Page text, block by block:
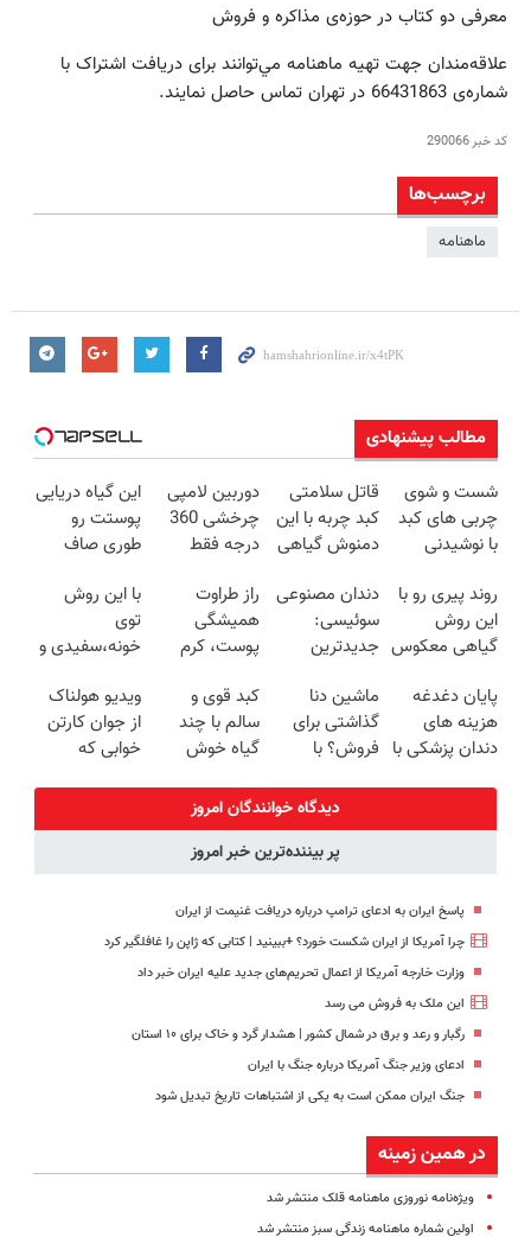
معرفی دو کتاب در حوزه‌ی مذاکره و فروش
علاقه‌مندان جهت تهيه ماهنامه مي‌توانند برای دریافت اشتراک با
شماره‌ی 66431863 در تهران تماس حاصل نمايند.
کد خبر290066
برچسب‌ها
ماهنامه
مطالب پیشنهادی
شست و شوی
چربی های کبد
با نوشیدنی
قاتل سلامتی
کبد چربه با این
دمنوش گیاهی
دوربین لامپی
چرخشی 360
درجه فقط
🔥 پرداخت
درب منزل
این گیاه دریایی
پوستت رو
طوری صاف
20سال جوون
شدی🔥
روند پیری رو با
این روش
گیاهی معکوس
دندان مصنوعی
سوئیسی:
جدیدترین
سبک و مقاوم |
پرداخت قسطی
راز طراوت
همیشگی
پوست، کرم
با 45%تخفیف
با این روش
توی
خونه،سفیدی و
برگردون
(40%off)
پایان دغدغه
هزینه های
دندان پزشکی با
ماشین دنا
گذاشتی برای
فروش؟ با
بفروش
کبد قوی و
سالم با چند
گیاه خوش
ویدیو هولناک
از جوان کارتن
خوابی که
دیدگاه خوانندگان امروز
پر بیننده‌ترین خبر امروز
پاسخ ایران به ادعای ترامپ درباره دریافت غنیمت از ایران
چرا آمریکا از ایران شکست خورد؟ +ببینید | کتابی که ژاپن را غافلگیر کرد
وزارت خارجه آمریکا از اعمال تحریم‌های جدید علیه ایران خبر داد
این ملک به فروش می رسد
رگبار و رعد و برق در شمال کشور | هشدار گرد و خاک برای ۱۰ استان
ادعای وزیر جنگ آمریکا درباره جنگ با ایران
جنگ ایران ممکن است به یکی از اشتباهات تاریخ تبدیل شود
در همین زمینه
ویژه‌نامه نوروزی ماهنامه قلک منتشر شد
اولین شماره ماهنامه زندگی سبز منتشر شد